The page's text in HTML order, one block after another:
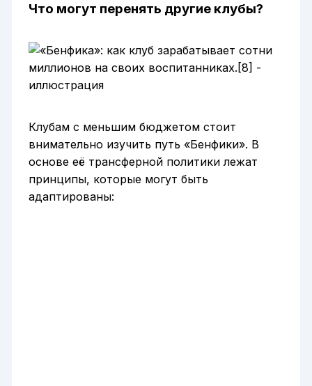
Что могут перенять другие клубы?
Клубам с меньшим бюджетом стоит
внимательно изучить путь «Бенфики». В
основе её трансферной политики лежат
принципы, которые могут быть
адаптированы: